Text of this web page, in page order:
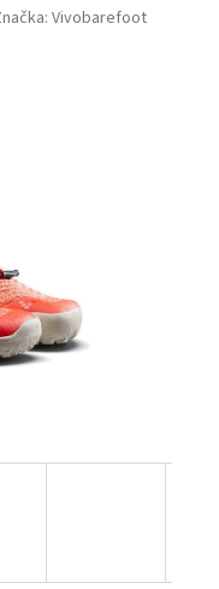
Vivobarefoot